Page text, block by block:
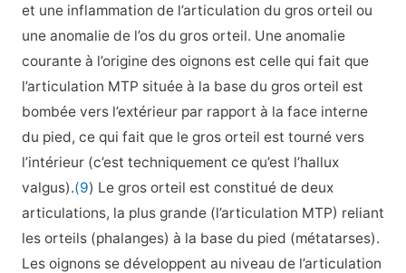
et une inflammation de l’articulation du gros orteil ou
une anomalie de l’os du gros orteil. Une anomalie
courante à l’origine des oignons est celle qui fait que
l’articulation MTP située à la base du gros orteil est
bombée vers l’extérieur par rapport à la face interne
du pied, ce qui fait que le gros orteil est tourné vers
l’intérieur (c’est techniquement ce qu’est l’hallux
valgus).(9) Le gros orteil est constitué de deux
articulations, la plus grande (l’articulation MTP) reliant
les orteils (phalanges) à la base du pied (métatarses).
Les oignons se développent au niveau de l’articulation